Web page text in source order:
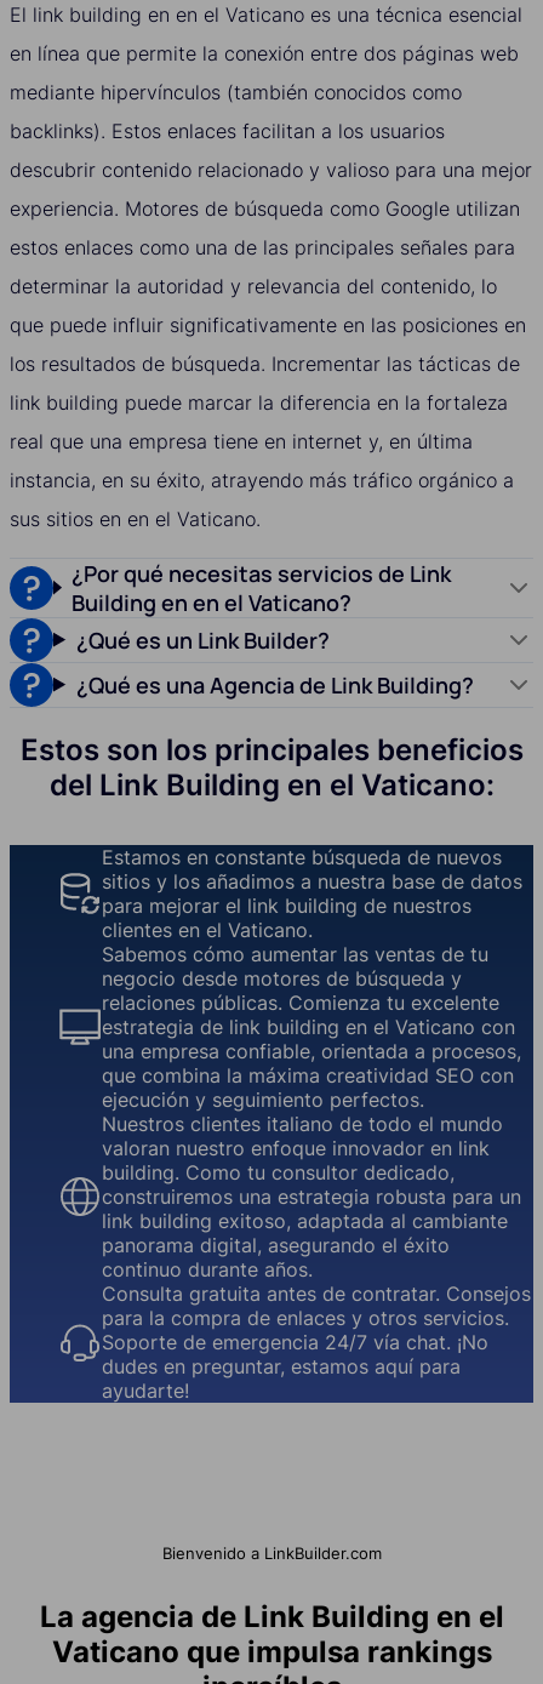
El link building en en el Vaticano es una técnica esencial
en línea que permite la conexión entre dos páginas web
mediante hipervínculos (también conocidos como
backlinks). Estos enlaces facilitan a los usuarios
descubrir contenido relacionado y valioso para una mejor
experiencia. Motores de búsqueda como Google utilizan
estos enlaces como una de las principales señales para
determinar la autoridad y relevancia del contenido, lo
que puede influir significativamente en las posiciones en
los resultados de búsqueda. Incrementar las tácticas de
link building puede marcar la diferencia en la fortaleza
real que una empresa tiene en internet y, en última
instancia, en su éxito, atrayendo más tráfico orgánico a
sus sitios en en el Vaticano.
¿Por qué necesitas servicios de Link
Building en en el Vaticano?
¿Qué es un Link Builder?
¿Qué es una Agencia de Link Building?
Estos son los principales beneficios
del Link Building en el Vaticano:
Estamos en constante búsqueda de nuevos
sitios y los añadimos a nuestra base de datos
para mejorar el link building de nuestros
clientes en el Vaticano.
Sabemos cómo aumentar las ventas de tu
negocio desde motores de búsqueda y
relaciones públicas. Comienza tu excelente
estrategia de link building en el Vaticano con
una empresa confiable, orientada a procesos,
que combina la máxima creatividad SEO con
ejecución y seguimiento perfectos.
Nuestros clientes italiano de todo el mundo
valoran nuestro enfoque innovador en link
building. Como tu consultor dedicado,
construiremos una estrategia robusta para un
link building exitoso, adaptada al cambiante
panorama digital, asegurando el éxito
continuo durante años.
Consulta gratuita antes de contratar. Consejos
para la compra de enlaces y otros servicios.
Soporte de emergencia 24/7 vía chat. ¡No
dudes en preguntar, estamos aquí para
ayudarte!
Bienvenido a LinkBuilder.com
La agencia de Link Building en el
Vaticano que impulsa rankings